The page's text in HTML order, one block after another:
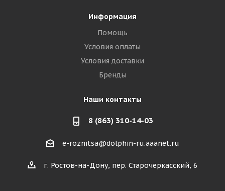
Информация
Помощь
Условия оплаты
Условия доставки
Бренды
Наши контакты
8 (863) 310-14-03
e-roznitsa@dolphin-ru.aaanet.ru
г. Ростов-на-Дону, пер. Старочеркасский, 6